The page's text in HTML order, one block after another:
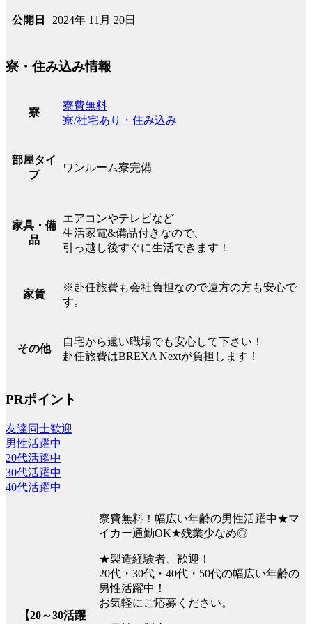
公開日 2024年 11月 20日
寮・住み込み情報
寮
寮費無料
寮/社宅あり・住み込み
部屋タイ
プ
ワンルーム寮完備
家具・備
品
エアコンやテレビなど
生活家電&備品付きなので、
引っ越し後すぐに生活できます！
家賃
※赴任旅費も会社負担なので遠方の方も安心で
す。
その他
自宅から遠い職場でも安心して下さい！
赴任旅費はBREXA Nextが負担します！
PRポイント
友達同士歓迎
男性活躍中
20代活躍中
30代活躍中
40代活躍中
【20～30活躍
寮費無料！幅広い年齢の男性活躍中★マ
イカー通勤OK★残業少なめ◎
★製造経験者、歓迎！
20代・30代・40代・50代の幅広い年齢の
男性活躍中！
お気軽にご応募ください。